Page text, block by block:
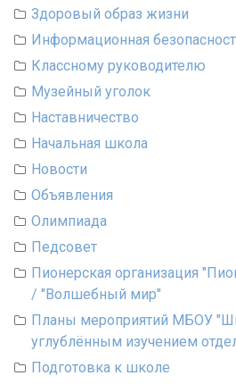
Здоровый образ жизни
Информационная
Классному руководителю
Музейный уголок
Наставничество
Начальная школа
Новости
Объявления
Олимпиада
Педсовет
Пионерская организация
/ "Волшебный мир"
Планы мероприятий МБОУ
углублённым изучением
Подготовка к школе